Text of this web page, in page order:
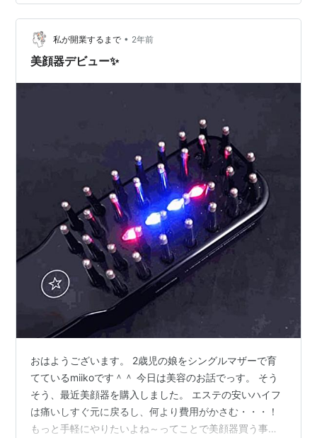
私が開業するまで • 2年前
美顔器デビュー✨
おはようございます。 2歳児の娘をシングルマザーで育
てているmiikoです＾＾ 今日は美容のお話でっす。 そう
そう、最近美顔器を購入しました。 エステの安いハイフ
は痛いしすぐ元に戻るし、何より費用がかさむ・・・！
もっと手軽にやりたいよね～ってことで美顔器買う事に